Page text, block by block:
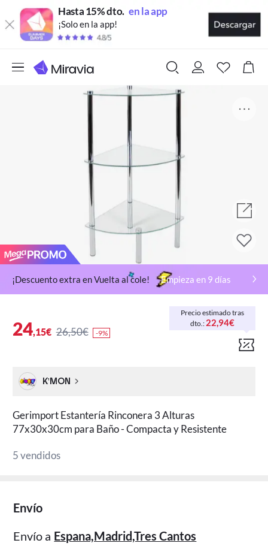
Hasta 15% dto. en la app
¡Solo en la app!
¡Descuento extra en Vuelta al cole! Empieza en 9 días
24,15€ 26,50€ -9%
Precio estimado tras
dto.: 22,94€
K'MON
Gerimport Estantería Rinconera 3 Alturas
77x30x30cm para Baño - Compacta y Resistente
5 vendidos
Envío
Envío a Espana,Madrid,Tres Cantos